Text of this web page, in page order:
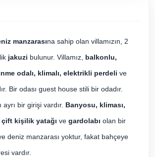
manzarasına sahip olan villamızın, 2
jakuzi bulunur. Villamız, balkonlu,
odalı, klimalı, elektrikli perdeli ve
Bir odası guest house stili bir odadır.
bir girişi vardır. Banyosu, kliması,
çift kişilik yatağı ve gardolabı olan bir
deniz manzarası yoktur, fakat bahçeye
vardır.